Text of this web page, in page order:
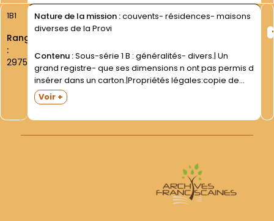
1B1
Rang
:
2975
Nature de la mission :couvents- résidences- maisons
diverses de la Provi
Contenu :Sous-série 1 B : généralités- divers.| Un
grand registre- que ses dimensions n ont pas permis d
insérer dans un carton.|Propriétés légales:copie de
titres de propriété et d actes apparentés- notes-
documents originaux|divers- concernant les couvents
Voir +